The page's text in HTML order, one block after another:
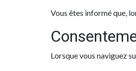
Vous êtes informé que,
Lorsque vous naviguez